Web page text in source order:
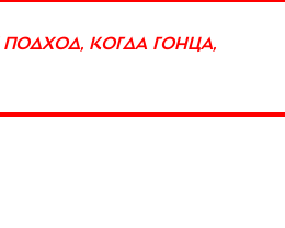
КОГДА ГОНЦА,